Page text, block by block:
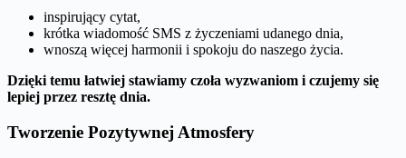
inspirujący cytat,
krótka wiadomość SMS z życzeniami udanego dnia,
wnoszą więcej harmonii i spokoju do naszego życia.
Dzięki temu łatwiej stawiamy czoła wyzwaniom i czujemy się
lepiej przez resztę dnia.
Tworzenie Pozytywnej Atmosfery